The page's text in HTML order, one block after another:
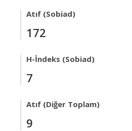
Atıf (Sobiad)
172
H-İndeks (Sobiad)
7
Atıf (Diğer Toplam)
9